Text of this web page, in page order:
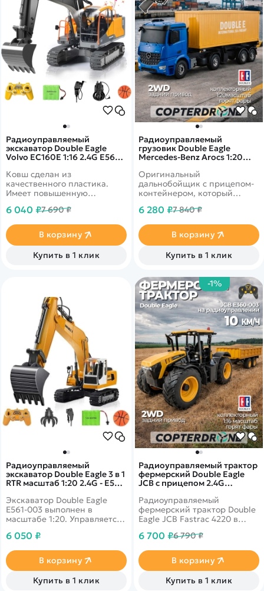
Радиоуправляемый
экскаватор Double Eagle
Volvo EC160E 1:16 2.4G E568-
Ковш сделан из
качественного пластика.
Имеет повышенную
гусениц.
6 040 ₽7 690 ₽
В корзину
Купить в 1 клик
Радиоуправляемый
грузовик Double Eagle
Mercedes-Benz Arocs 1:20
Оригинальный
дальнобойщик с прицепом-
контейнером, который
мотора и свет фар
6 280 ₽7 840 ₽
В корзину
Купить в 1 клик
Радиоуправляемый
экскаватор Double Eagle 3 в 1
RTR масштаб 1:20 2.4G - E561-
Экскаватор Double Eagle
E561-003 выполнен в
масштабе 1:20. Управляется
на котором есть отдельные
самого экскаватора и
отдельно ковша.
6 050 ₽
В корзину
Купить в 1 клик
-1%
Радиоуправляемый трактор
фермерский Double Eagle
JCB с прицепом 2.4G
Радиоуправляемый
фермерский трактор Double
Eagle JCB Fastrac 4220 в
Высококачественный
детализация. Прицеп
съемный, с
электроприводом, передние
фары светятся, звуковые
6 700 ₽6 790 ₽
В корзину
Купить в 1 клик